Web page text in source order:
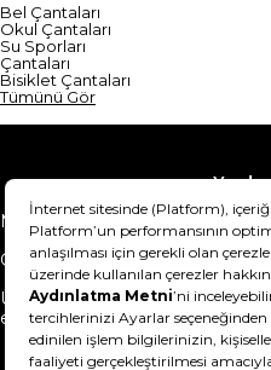
Bel Çantaları
Okul Çantaları
Su Sporları
Çantaları
Bisiklet Çantaları
Tümünü Gör
Mesafeli Satış Sözleşmesi
Gizlilik Sözleşmesi
Ürünümü nasıl iade
edebilirim?